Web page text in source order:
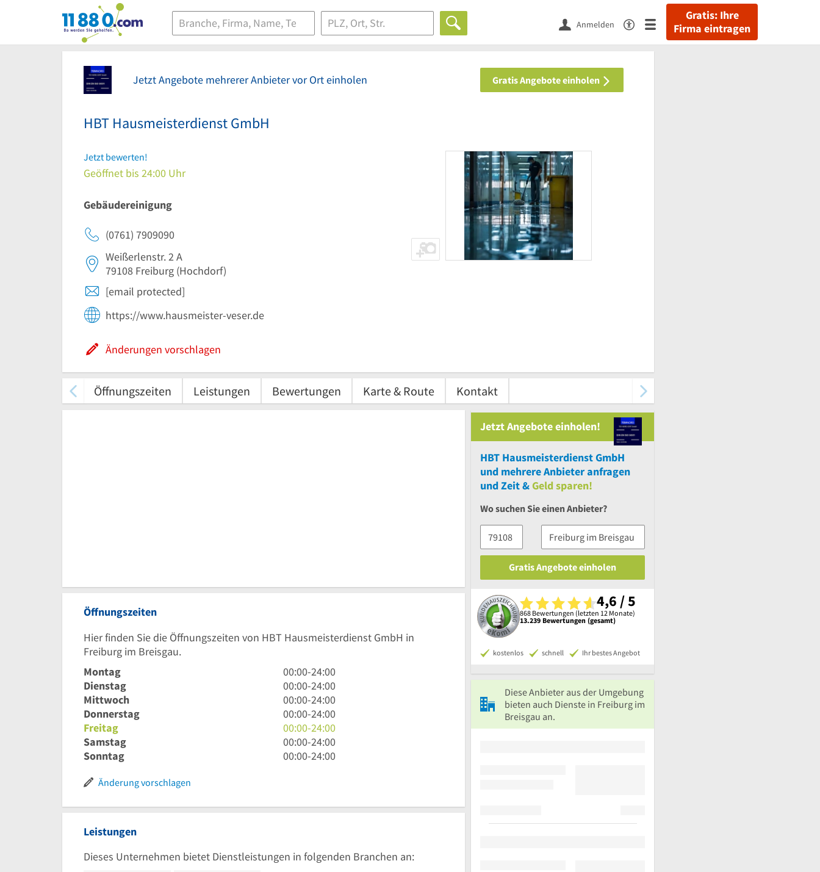
11880.com
Gratis: Ihre
Firma eintragen
Anmelden
Jetzt Angebote mehrerer Anbieter vor Ort einholen Gratis Angebote einholen
HBT Hausmeisterdienst GmbH
Jetzt bewerten!
Geöffnet bis 24:00 Uhr
Gebäudereinigung
(0761) 7909090
Weißerlenstr. 2 A
79108 Freiburg (Hochdorf)
[email protected]
https://www.hausmeister-veser.de
Änderungen vorschlagen
Öffnungszeiten Leistungen Bewertungen Karte & Route Kontakt
Öffnungszeiten
Hier finden Sie die Öffnungszeiten von HBT Hausmeisterdienst GmbH in
Freiburg im Breisgau.
Montag
0
Uhr
bis
24
Uhr
00:00-24:00
Dienstag
0
Uhr
bis
24
Uhr
00:00-24:00
Mittwoch
0
Uhr
bis
24
Uhr
00:00-24:00
Donnerstag
0
Uhr
bis
24
00:00-24:00
Freitag
0
Uhr
bis
00:00-24:00
Samstag
0
Uhr
00:00-24:00
Sonntag
0
Uhr
00:00-24:00
Änderung vorschlagen
Leistungen
Dieses Unternehmen bietet Dienstleistungen in folgenden Branchen an:
Jetzt Angebote einholen!
HBT Hausmeisterdienst GmbH
und mehrereAnbieter anfragen
und Zeit &Geld sparen!
Wo suchen Sie einen Anbieter?
Gratis Angebote einholen
4,6 / 5
868 Bewertungen (letzten 12 Monate)
13.239 Bewertungen (gesamt)
kostenlos schnell Ihr bestes Angebot
Diese Anbieter aus der Umgebung
bieten auch Dienste in Freiburg im
Breisgau an.